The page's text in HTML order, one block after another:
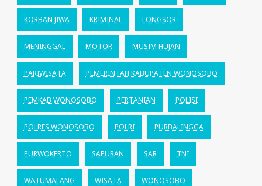
KORBAN JIWA KRIMINAL LONGSOR
MENINGGAL MOTOR MUSIM HUJAN
PARIWISATA PEMERINTAH KABUPATEN WONOSOBO
PEMKAB WONOSOBO PERTANIAN POLISI
POLRES WONOSOBO POLRI PURBALINGGA
PURWOKERTO SAPURAN SAR TNI
WATUMALANG WISATA WONOSOBO